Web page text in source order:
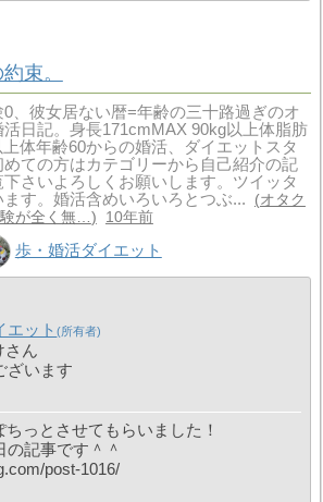
束。
、彼女居ない暦=年齢の三十路過ぎのオ
活日記。身長171cmMAX 90kg以上体脂肪
体年齢60からの婚活、ダイエットスタ
めての方はカテゴリーから自己紹介の記
さいよろしくお願いします。ツイッタ
ます。婚活含めいろいろとつぶ...
オタク
が全く無…
10年前
歩・婚活ダイエット
エット
さん
ざいます
ちっとさせてもらいました！
の記事です＾＾
post-1016/